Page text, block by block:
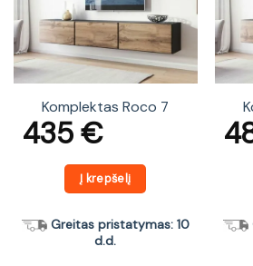
Komplektas Roco 7
435€
Į krepšelį
Greitas pristatymas: 10
d.d.